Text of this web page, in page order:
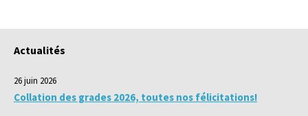
Actualités
26 juin 2026
Collation des grades 2026, toutes nos félicitations!